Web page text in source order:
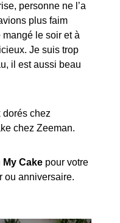
personne ne l’a
plus faim
le soir et à
Je suis trop
il est aussi beau
dorés chez
chez Zeeman.
My Cake pour votre
ou anniversaire.